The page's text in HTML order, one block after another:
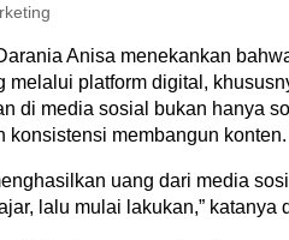
Anisa menekankan
melalui platform digital,
di media sosial bukan hanya
konsistensi membangun konten.
uang dari media
lalu mulai lakukan,” katanya